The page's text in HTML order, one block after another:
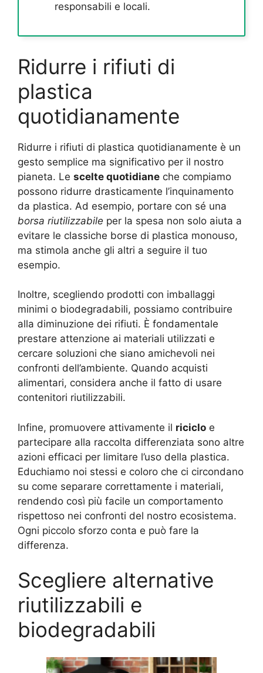
responsabili e locali.
Ridurre i rifiuti di
plastica
quotidianamente
Ridurre i rifiuti di plastica quotidianamente è un
gesto semplice ma significativo per il nostro
pianeta. Le scelte quotidiane che compiamo
possono ridurre drasticamente l’inquinamento
da plastica. Ad esempio, portare con sé una
borsa riutilizzabile per la spesa non solo aiuta a
evitare le classiche borse di plastica monouso,
ma stimola anche gli altri a seguire il tuo
esempio.
Inoltre, scegliendo prodotti con imballaggi
minimi o biodegradabili, possiamo contribuire
alla diminuzione dei rifiuti. È fondamentale
prestare attenzione ai materiali utilizzati e
cercare soluzioni che siano amichevoli nei
confronti dell’ambiente. Quando acquisti
alimentari, considera anche il fatto di usare
contenitori riutilizzabili.
Infine, promuovere attivamente il riciclo e
partecipare alla raccolta differenziata sono altre
azioni efficaci per limitare l’uso della plastica.
Educhiamo noi stessi e coloro che ci circondano
su come separare correttamente i materiali,
rendendo così più facile un comportamento
rispettoso nei confronti del nostro ecosistema.
Ogni piccolo sforzo conta e può fare la
differenza.
Scegliere alternative
riutilizzabili e
biodegradabili